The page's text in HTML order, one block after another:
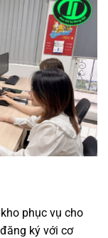
phục vụ cho
ký với cơ